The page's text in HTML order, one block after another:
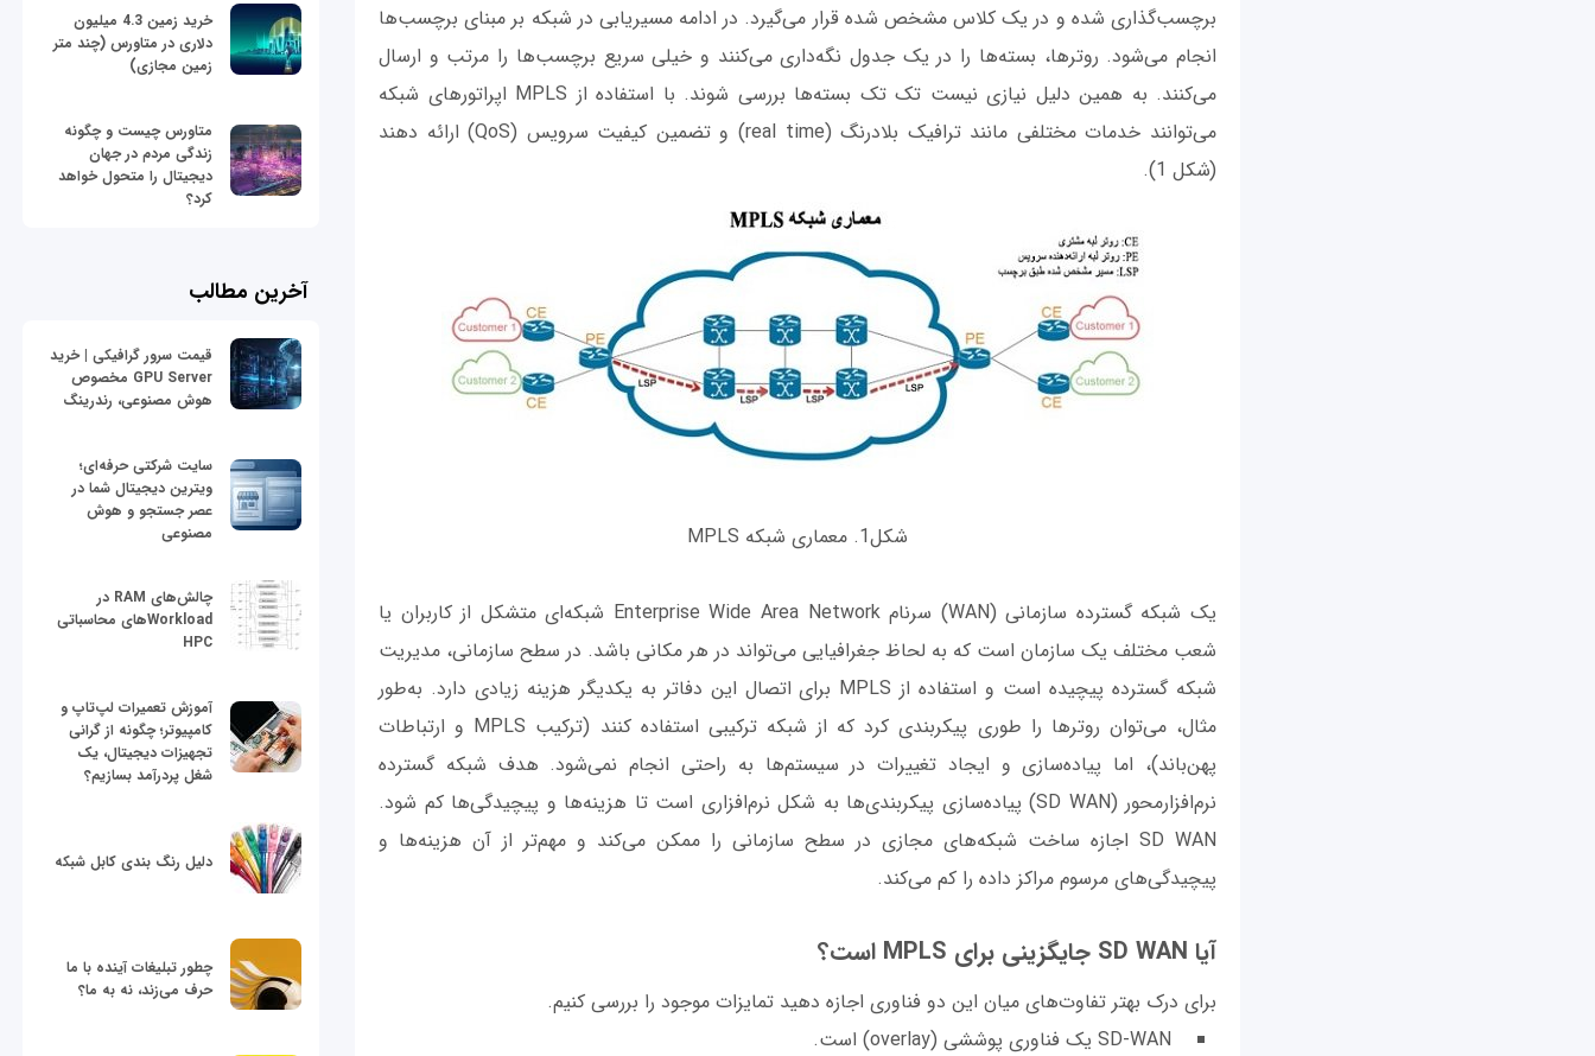
برچسب‌گذاری شده و در یک کلاس مشخص شده قرار می‌گیرد. در ادامه مسیریابی در شبکه بر مبنای برچسب‌ها
انجام می‌شود. روترها، بسته‌ها را در یک جدول نگه‌داری می‌کنند و خیلی سریع برچسب‌ها را مرتب و ارسال
می‌کنند. به همین دلیل نیازی نیست تک تک بسته‌ها بررسی شوند. با استفاده از MPLS اپراتورهای شبکه
می‌توانند خدمات مختلفی مانند ترافیک بلادرنگ (real time) و تضمین کیفیت سرویس (QoS) ارائه دهند
(شکل 1).
شکل1. معماری شبکه MPLS
یک شبکه گسترده سازمانی (WAN) سرنام Enterprise Wide Area Network شبکه‌ای متشکل از کاربران یا
شعب مختلف یک سازمان است که به لحاظ جغرافیایی می‌تواند در هر مکانی باشد. در سطح سازمانی، مدیریت
شبکه گسترده پیچیده است و استفاده از MPLS برای اتصال این دفاتر به یکدیگر هزینه زیادی دارد. به‌طور
مثال، می‌توان روترها را طوری پیکربندی کرد که از شبکه ترکیبی استفاده کنند (ترکیب MPLS و ارتباطات
پهن‌باند)، اما پیاده‌سازی و ایجاد تغییرات در سیستم‌ها به راحتی انجام نمی‌شود. هدف شبکه گسترده
نرم‌افزارمحور (SD WAN) پیاده‌سازی پیکربندی‌ها به شکل نرم‌افزاری است تا هزینه‌‌ها و پیچیدگی‌ها کم شود.
SD WAN اجازه ساخت شبکه‌های مجازی در سطح سازمانی را ممکن می‌کند و مهم‌تر از آن هزینه‌ها و
پیچیدگی‌های مرسوم مراکز داده را کم می‌کند.
آیا SD WAN جایگزینی برای MPLS است؟
برای درک بهتر تفاوت‌های میان این دو فناوری اجازه دهید تمایزات موجود را بررسی کنیم.
خرید زمین 4.3 میلیون
دلاری در متاورس (چند متر
زمین مجازی)
متاورس چیست و چگونه
زندگی مردم در جهان
دیجیتال را متحول خواهد
کرد؟
آخرین مطالب
قیمت سرور گرافیکی | خرید
GPU Server مخصوص
هوش مصنوعی، رندرینگ
سایت شرکتی حرفه‌ای؛
ویترین دیجیتال شما در
عصر جستجو و هوش
مصنوعی
چالش‌های RAM در
Workloadهای محاسباتی
HPC
آموزش تعمیرات لپ‌تاپ و
کامپیوتر؛ چگونه از گرانی
تجهیزات دیجیتال، یک
شغل پردرآمد بسازیم؟
دلیل رنگ بندی کابل شبکه
چطور تبلیغات آینده با ما
حرف می‌زند، نه به ما؟